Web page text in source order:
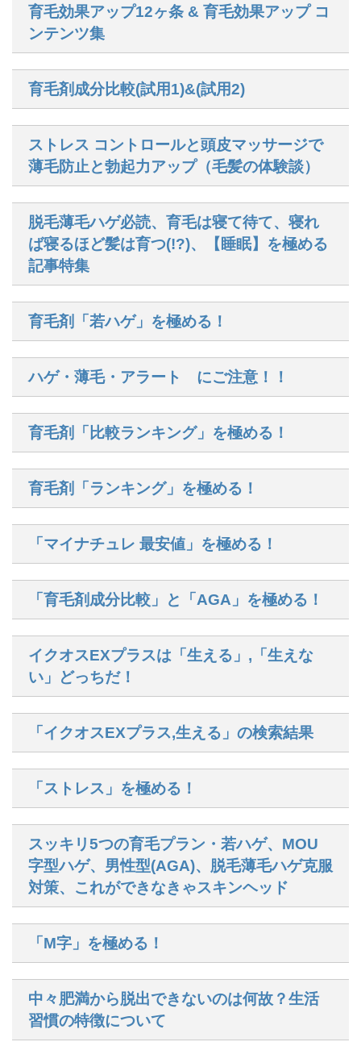
育毛効果アップ12ヶ条 & 育毛効果アップ コ
ンテンツ集
育毛剤成分比較(試用1)&(試用2)
ストレス コントロールと頭皮マッサージで
薄毛防止と勃起力アップ（毛髪の体験談）
脱毛薄毛ハゲ必読、育毛は寝て待て、寝れ
ば寝るほど髪は育つ(!?)、【睡眠】を極める
記事特集
育毛剤「若ハゲ」を極める！
ハゲ・薄毛・アラート にご注意！！
育毛剤「比較ランキング」を極める！
育毛剤「ランキング」を極める！
「マイナチュレ 最安値」を極める！
「育毛剤成分比較」と「AGA」を極める！
イクオスEXプラスは「生える」,「生えな
い」どっちだ！
「イクオスEXプラス,生える」の検索結果
「ストレス」を極める！
スッキリ5つの育毛プラン・若ハゲ、MOU
字型ハゲ、男性型(AGA)、脱毛薄毛ハゲ克服
対策、これができなきゃスキンヘッド
「M字」を極める！
中々肥満から脱出できないのは何故？生活
習慣の特徴について